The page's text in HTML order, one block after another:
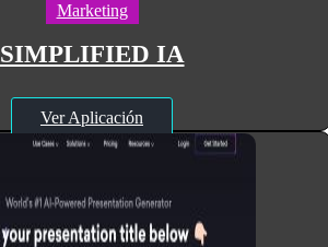
Marketing
SIMPLIFIED IA
Ver Aplicación